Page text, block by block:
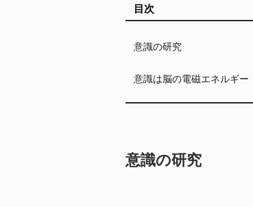
目次
意識の研究
意識は脳の電磁エネルギー
意識の研究